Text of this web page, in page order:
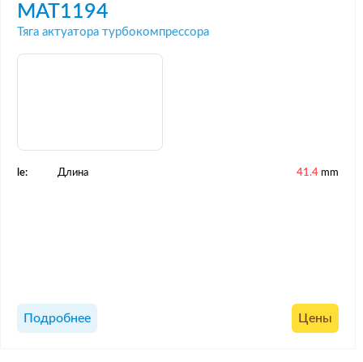
MAT1194
Тяга актуатора турбокомпрессора
le: Длина 41.4 mm
Подробнее Цены